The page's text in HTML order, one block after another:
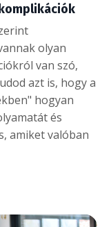
olyan
van szó,
azt is, hogy a
hogyan
és
amiket valóban